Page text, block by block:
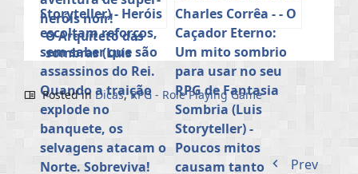
O Arquiteto das
sombras (Luis
Storyteller)
Posted in Dicas,RPG - Role Playing Game
Prev